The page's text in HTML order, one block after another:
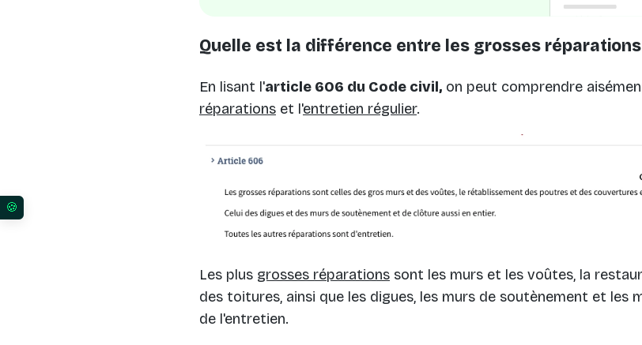
Quelle est la différence entre les grosses
En lisant l'article 606 du Code civil, on peut comprendre
réparations et l'entretien régulier.
Les plus grosses réparations sont les murs et les voûtes, la
des toitures, ainsi que les digues, les murs de soutènement et les
de l'entretien.
Vos préférences en matière de consentement pour les technologies de suivi